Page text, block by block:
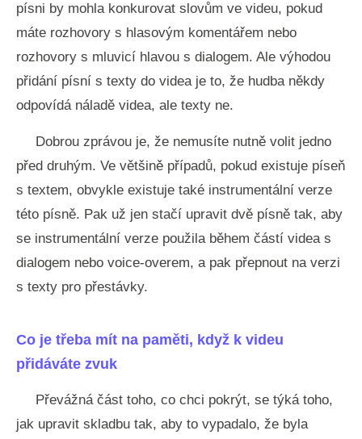
písni by mohla konkurovat slovům ve videu, pokud
máte rozhovory s hlasovým komentářem nebo
rozhovory s mluvicí hlavou s dialogem. Ale výhodou
přidání písní s texty do videa je to, že hudba někdy
odpovídá náladě videa, ale texty ne.
Dobrou zprávou je, že nemusíte nutně volit jedno
před druhým. Ve většině případů, pokud existuje píseň
s textem, obvykle existuje také instrumentální verze
této písně. Pak už jen stačí upravit dvě písně tak, aby
se instrumentální verze použila během částí videa s
dialogem nebo voice-overem, a pak přepnout na verzi
s texty pro přestávky.
Co je třeba mít na paměti, když k videu
přidáváte zvuk
Převážná část toho, co chci pokrýt, se týká toho,
jak upravit skladbu tak, aby to vypadalo, že byla